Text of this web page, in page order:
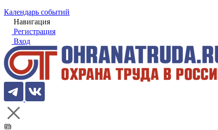
Календарь событий
Навигация
Регистрация
Вход